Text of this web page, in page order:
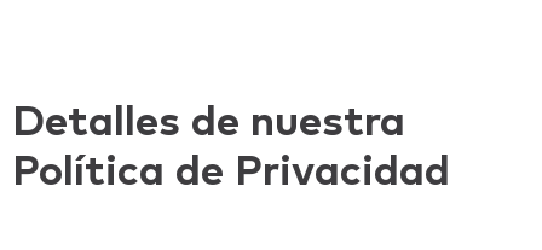
Detalles de nuestra
Política de Privacidad